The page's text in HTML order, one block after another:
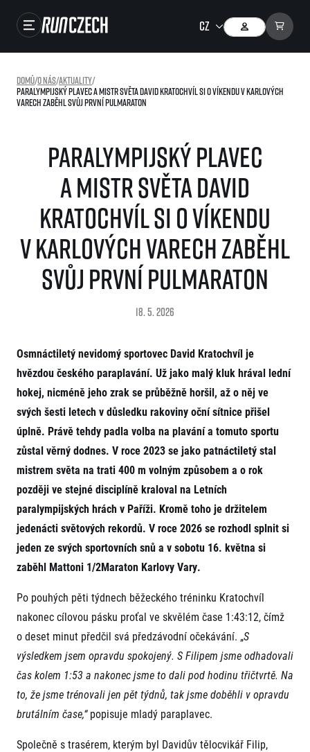
Výsledky
RunCzech Store
Running Mall
Běžecké série
Běžecká liga
O běžecké lize
Jak to funguje
SuperHalfs
projekt SuperHalfs
EuroHeroes Challenge 2026
EuroHeroes Challenge 2025
EuroHeroes Challenge 2024
EuroHeroes Challenge 2023
EuroHeroes Challenge 2019
Systém bodování
O Napoli Running
RunCzech Halfs
Projekt RunCzech Halfs
Pro běžce
Pro závodníky
Pravidla a všeobecné informace
Vše k pojištění
Přeregistrace na jiného závodníka
Pověření k vyzvednutí čísla
Reklamace výsledků
Vaše Fotografie
Inspirace
Příběhy běžců
RunCzech Story
AIMS Race Calendar
Komunity
RunCzech Kings & Queens
RunCzech Stars
dm rodinná míle
Český maratonský klub
Running Doctors
Středoškoláci
Charita
Seznam neziskových organizací
Běžím pro stromy
Užitečné
O nás
Kontakt
Náš tým
Historie
Pro veřejnost
FAQ (Často kladené dotazy)
Oznámení fúze
Dobrovolníci
Dárkové poukazy
Šablony k dárkovému poukazu ke stažení
Pro média
Aktuality
Akreditace a vše k závodům
Poznámky pro editory
Magazíny
RunCzech
Kariéra
All Runners Are Beautiful
RunCzech Racing
Running Mall
Vítejte v Running Mall
Kalendář
Domů/O nás/Aktuality/
Paralympijský plavec a mistr světa David Kratochvíl si o víkendu v Karlových
Varech zaběhl svůj první pulmaraton
Paralympijský plavec
a mistr světa David
Kratochvíl si o víkendu
v Karlových Varech zaběhl
svůj první pulmaraton
18. 5. 2026
Osmnáctiletý nevidomý sportovec David Kratochvíl je
hvězdou českého paraplavání. Už jako malý kluk hrával lední
hokej, nicméně jeho zrak se průběžně horšil, až o něj ve
svých šesti letech v důsledku rakoviny oční sítnice přišel
úplně. Právě tehdy padla volba na plavání a tomuto sportu
zůstal věrný dodnes. V roce 2023 se jako patnáctiletý stal
mistrem světa na trati 400 m volným způsobem a o rok
později ve stejné disciplíně kraloval na Letních
paralympijských hrách v Paříži. Kromě toho je držitelem
jedenácti světových rekordů. V roce 2026 se rozhodl splnit si
jeden ze svých sportovních snů a v sobotu 16. května si
zaběhl Mattoni 1/2Maraton Karlovy Vary.
Po pouhých pěti týdnech běžeckého tréninku Kratochvíl
nakonec cílovou pásku proťal ve skvělém čase 1:43:12, čímž
o deset minut předčil svá předzávodní očekávání. „S
výsledkem jsem opravdu spokojený. S Filipem jsme odhadovali
čas kolem 1:53 a nakonec jsme to dali pod hodinu třičtvrtě. Na
to, že jsme trénovali jen pět týdnů, tak jsme doběhli v opravdu
brutálním čase,“popisuje mladý paraplavec.
Společně s trasérem, kterým byl Davidův tělocvikář Filip,